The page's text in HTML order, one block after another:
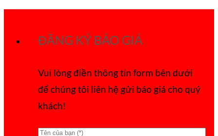
ĐĂNG KÝ BÁO GIÁ
Vui lòng điền thông tin form bên dưới
để chúng tôi liên hệ gửi báo giá cho quý
khách!